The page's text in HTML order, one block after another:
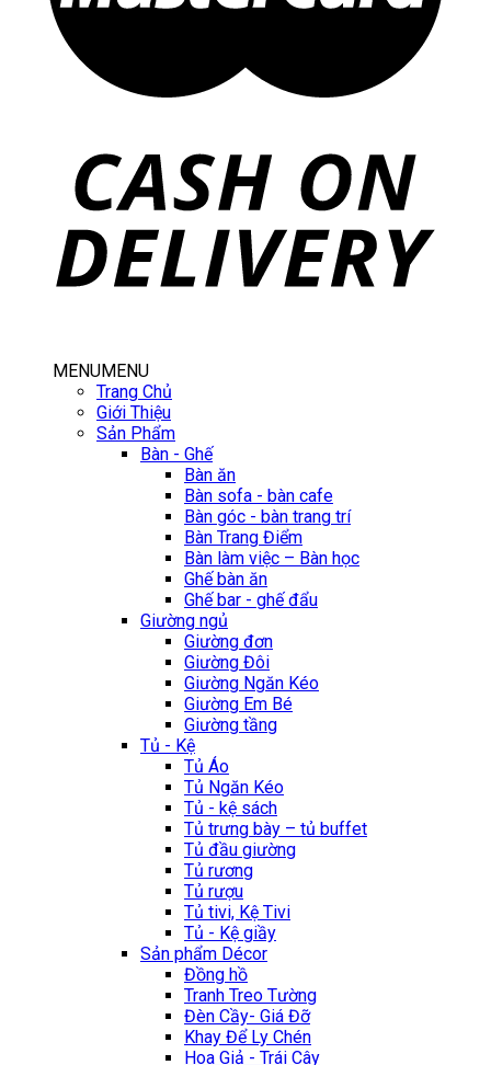
MENUMENU
Trang Chủ
Giới Thiệu
Sản Phẩm
Bàn - Ghế
Bàn ăn
Bàn sofa - bàn cafe
Bàn góc - bàn trang trí
Bàn Trang Điểm
Bàn làm việc – Bàn học
Ghế bàn ăn
Ghế bar - ghế đẩu
Giường ngủ
Giường đơn
Giường Đôi
Giường Ngăn Kéo
Giường Em Bé
Giường tầng
Tủ - Kệ
Tủ Áo
Tủ Ngăn Kéo
Tủ - kệ sách
Tủ trưng bày – tủ buffet
Tủ đầu giường
Tủ rương
Tủ rượu
Tủ tivi, Kệ Tivi
Tủ - Kệ giầy
Sản phẩm Décor
Đồng hồ
Tranh Treo Tường
Đèn Cầy- Giá Đỡ
Khay Để Ly Chén
Hoa Giả - Trái Cây